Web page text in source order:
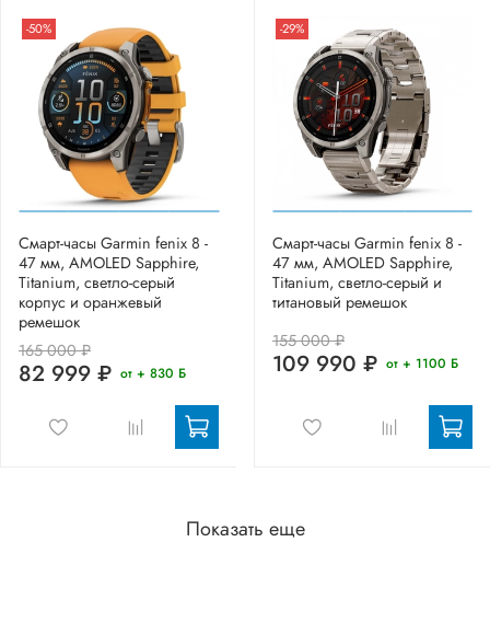
-50%
Смарт-часы Garmin fenix 8 -
47 мм, AMOLED Sapphire,
Titanium, светло-серый
корпус и оранжевый
ремешок
165 000 ₽
82 999 ₽ от + 830 Б
-29%
Смарт-часы Garmin fenix 8 -
47 мм, AMOLED Sapphire,
Titanium, светло-серый и
титановый ремешок
155 000 ₽
109 990 ₽ от + 1100 Б
Показать еще